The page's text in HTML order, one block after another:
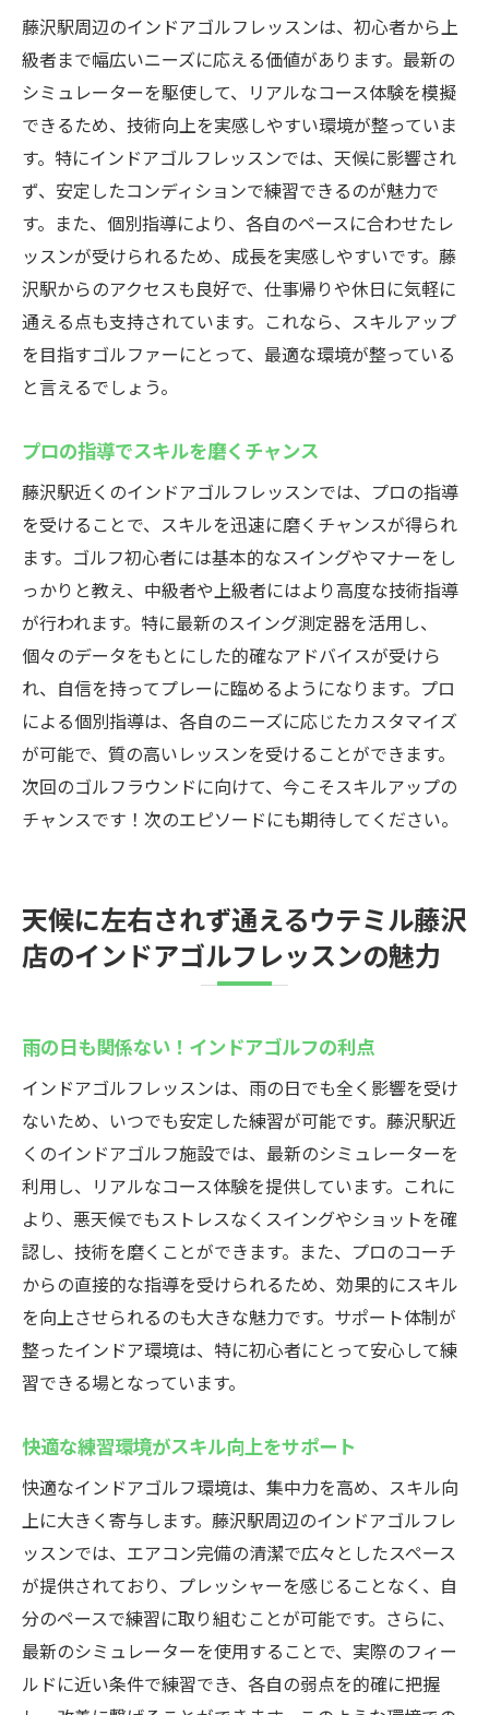
藤沢駅周辺のインドアゴルフレッスンは、初心者から上
級者まで幅広いニーズに応える価値があります。最新の
シミュレーターを駆使して、リアルなコース体験を模擬
できるため、技術向上を実感しやすい環境が整っていま
す。特にインドアゴルフレッスンでは、天候に影響され
ず、安定したコンディションで練習できるのが魅力で
す。また、個別指導により、各自のペースに合わせたレ
ッスンが受けられるため、成長を実感しやすいです。藤
沢駅からのアクセスも良好で、仕事帰りや休日に気軽に
通える点も支持されています。これなら、スキルアップ
を目指すゴルファーにとって、最適な環境が整っている
と言えるでしょう。
プロの指導でスキルを磨くチャンス
藤沢駅近くのインドアゴルフレッスンでは、プロの指導
を受けることで、スキルを迅速に磨くチャンスが得られ
ます。ゴルフ初心者には基本的なスイングやマナーをし
っかりと教え、中級者や上級者にはより高度な技術指導
が行われます。特に最新のスイング測定器を活用し、
個々のデータをもとにした的確なアドバイスが受けら
れ、自信を持ってプレーに臨めるようになります。プロ
による個別指導は、各自のニーズに応じたカスタマイズ
が可能で、質の高いレッスンを受けることができます。
次回のゴルフラウンドに向けて、今こそスキルアップの
チャンスです！次のエピソードにも期待してください。
天候に左右されず通えるウテミル藤沢
店のインドアゴルフレッスンの魅力
雨の日も関係ない！インドアゴルフの利点
インドアゴルフレッスンは、雨の日でも全く影響を受け
ないため、いつでも安定した練習が可能です。藤沢駅近
くのインドアゴルフ施設では、最新のシミュレーターを
利用し、リアルなコース体験を提供しています。これに
より、悪天候でもストレスなくスイングやショットを確
認し、技術を磨くことができます。また、プロのコーチ
からの直接的な指導を受けられるため、効果的にスキル
を向上させられるのも大きな魅力です。サポート体制が
整ったインドア環境は、特に初心者にとって安心して練
習できる場となっています。
快適な練習環境がスキル向上をサポート
快適なインドアゴルフ環境は、集中力を高め、スキル向
上に大きく寄与します。藤沢駅周辺のインドアゴルフレ
ッスンでは、エアコン完備の清潔で広々としたスペース
が提供されており、プレッシャーを感じることなく、自
分のペースで練習に取り組むことが可能です。さらに、
最新のシミュレーターを使用することで、実際のフィー
ルドに近い条件で練習でき、各自の弱点を的確に把握